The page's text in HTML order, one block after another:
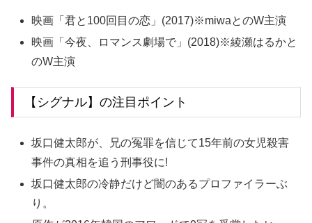
映画「君と100回目の恋」(2017)※miwaとのW主演
映画「今夜、ロマンス劇場で」(2018)※綾瀬はるかと
のW主演
【シグナル】の注目ポイント
坂口健太郎が、兄の冤罪を信じて15年前の女児殺害
事件の真相を追う刑事役に!
坂口健太郎の冷静だけど闇のあるプロファイラーぶ
り。